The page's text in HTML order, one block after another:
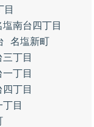
目
塩南台四丁目
名塩新町
丁目
一丁目
四丁目
目